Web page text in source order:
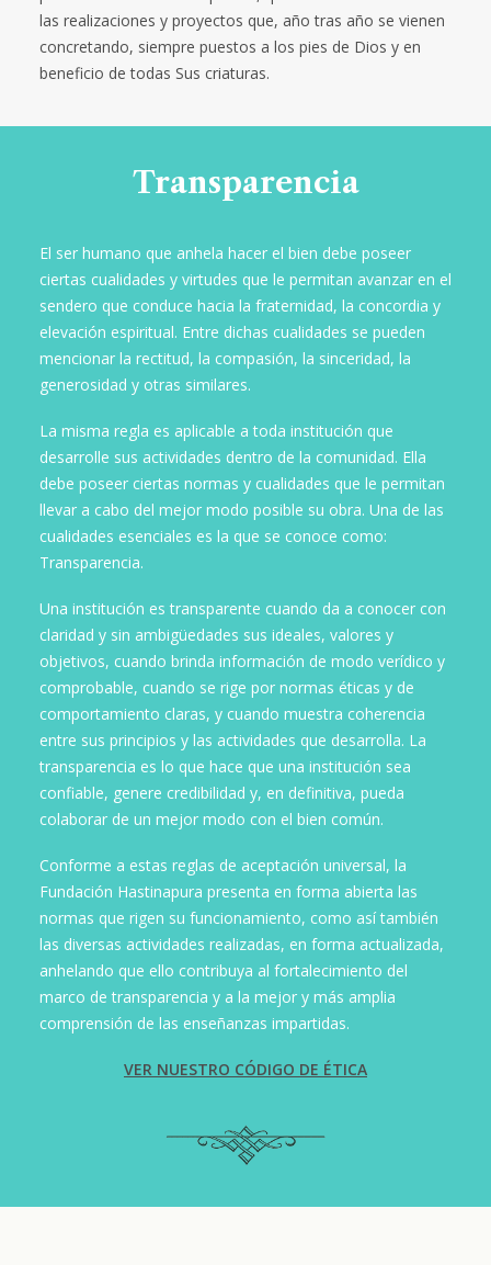
las realizaciones y proyectos que, año tras año se vienen
concretando, siempre puestos a los pies de Dios y en
beneficio de todas Sus criaturas.
Transparencia
El ser humano que anhela hacer el bien debe poseer
ciertas cualidades y virtudes que le permitan avanzar en el
sendero que conduce hacia la fraternidad, la concordia y
elevación espiritual. Entre dichas cualidades se pueden
mencionar la rectitud, la compasión, la sinceridad, la
generosidad y otras similares.
La misma regla es aplicable a toda institución que
desarrolle sus actividades dentro de la comunidad. Ella
debe poseer ciertas normas y cualidades que le permitan
llevar a cabo del mejor modo posible su obra. Una de las
cualidades esenciales es la que se conoce como:
Transparencia.
Una institución es transparente cuando da a conocer con
claridad y sin ambigüedades sus ideales, valores y
objetivos, cuando brinda información de modo verídico y
comprobable, cuando se rige por normas éticas y de
comportamiento claras, y cuando muestra coherencia
entre sus principios y las actividades que desarrolla. La
transparencia es lo que hace que una institución sea
confiable, genere credibilidad y, en definitiva, pueda
colaborar de un mejor modo con el bien común.
Conforme a estas reglas de aceptación universal, la
Fundación Hastinapura presenta en forma abierta las
normas que rigen su funcionamiento, como así también
las diversas actividades realizadas, en forma actualizada,
anhelando que ello contribuya al fortalecimiento del
marco de transparencia y a la mejor y más amplia
comprensión de las enseñanzas impartidas.
VER NUESTRO CÓDIGO DE ÉTICA